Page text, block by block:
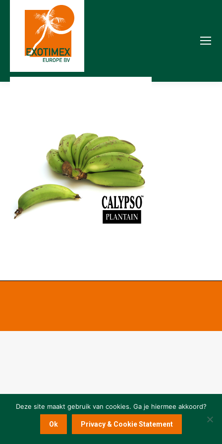
Deze site maakt gebruik van cookies. Ga je hiermee akkoord?
Ok Privacy & Cookie Statement